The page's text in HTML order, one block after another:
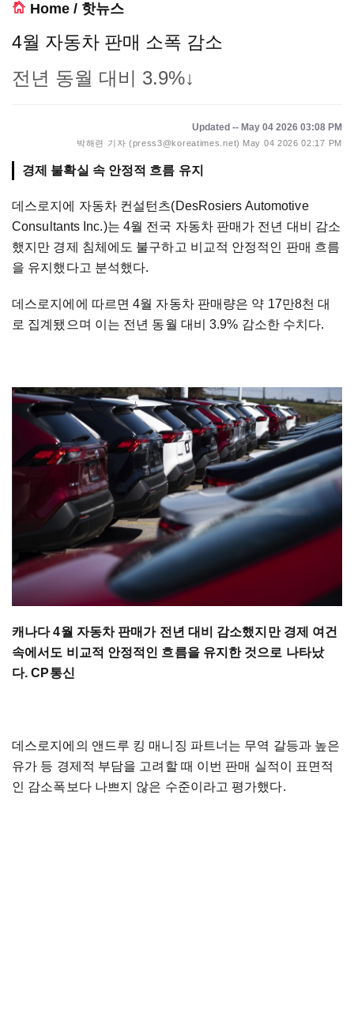
Home / 핫뉴스
4월 자동차 판매 소폭 감소
전년 동월 대비 3.9%↓
Updated -- May 04 2026 03:08 PM
박해련 기자 (press3@koreatimes.net) May 04 2026 02:17 PM
경제 불확실 속 안정적 흐름 유지
데스로지에 자동차 컨설턴츠(DesRosiers Automotive
Consultants Inc.)는 4월 전국 자동차 판매가 전년 대비 감소
했지만 경제 침체에도 불구하고 비교적 안정적인 판매 흐름
을 유지했다고 분석했다.
데스로지에에 따르면 4월 자동차 판매량은 약 17만8천 대
로 집계됐으며 이는 전년 동월 대비 3.9% 감소한 수치다.
캐나다 4월 자동차 판매가 전년 대비 감소했지만 경제 여건
속에서도 비교적 안정적인 흐름을 유지한 것으로 나타났
다. CP통신
데스로지에의 앤드루 킹 매니징 파트너는 무역 갈등과 높은
유가 등 경제적 부담을 고려할 때 이번 판매 실적이 표면적
인 감소폭보다 나쁘지 않은 수준이라고 평가했다.